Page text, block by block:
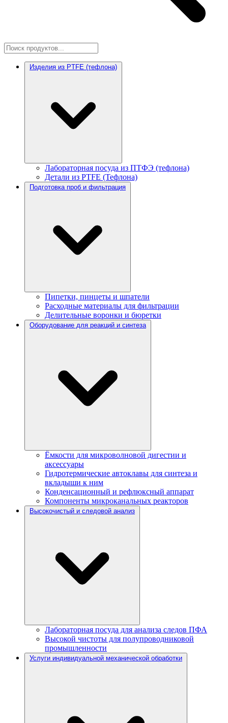
Изделия из PTFE (тефлона)
Лабораторная посуда из ПТФЭ (тефлона)
Детали из PTFE (Тефлона)
Подготовка проб и фильтрация
Пипетки, пинцеты и шпатели
Расходные материалы для фильтрации
Делительные воронки и бюретки
Оборудование для реакций и синтеза
Ёмкости для микроволновой дигестии и
аксессуары
Гидротермические автоклавы для синтеза и
вкладыши к ним
Конденсационный и рефлюксный аппарат
Компоненты микроканальных реакторов
Высокочистый и следовой анализ
Лабораторная посуда для анализа следов ПФА
Высокой чистоты для полупроводниковой
промышленности
Услуги индивидуальной механической обработки